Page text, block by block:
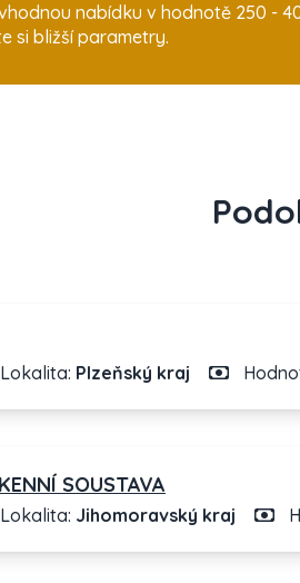
nabídku v hodnotě 250 -
si bližší parametry.
Lokalita: Plzeňský kraj
SOUSTAVA
Lokalita: Jihomoravský kraj